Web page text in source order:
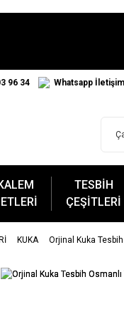
96 34 Whatsapp
TESBİH
ÇEŞİTLERİ
KUKA Orjinal Kuka